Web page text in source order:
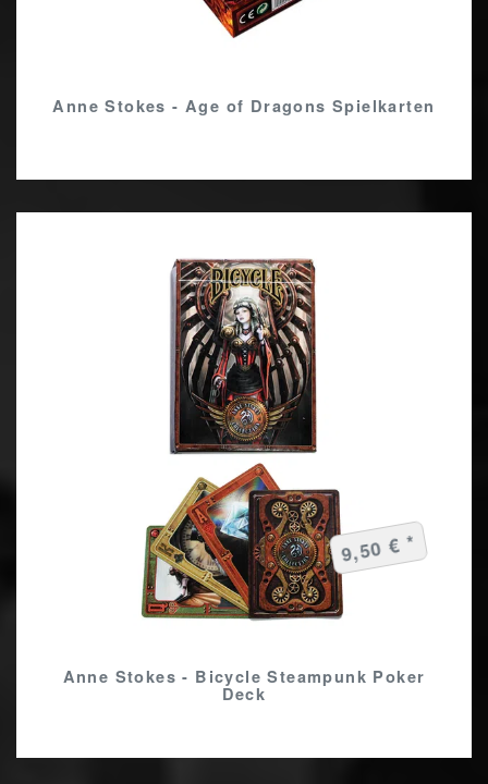
Anne Stokes - Age of Dragons Spielkarten
Anne Stokes - Bicycle Steampunk Poker
Deck
9,50 € *